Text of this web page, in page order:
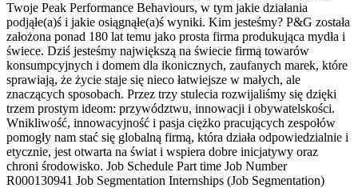
Twoje Peak Performance Behaviours, w tym jakie działania
podjąłe(a)ś i jakie osiągnąłe(a)ś wyniki. Kim jesteśmy? P&G została
założona ponad 180 lat temu jako prosta firma produkująca mydła i
świece. Dziś jesteśmy największą na świecie firmą towarów
konsumpcyjnych i domem dla ikonicznych, zaufanych marek, które
sprawiają, że życie staje się nieco łatwiejsze w małych, ale
znaczących sposobach. Przez trzy stulecia rozwijaliśmy się dzięki
trzem prostym ideom: przywództwu, innowacji i obywatelskości.
Wnikliwość, innowacyjność i pasja ciężko pracujących zespołów
pomogły nam stać się globalną firmą, która działa odpowiedzialnie i
etycznie, jest otwarta na świat i wspiera dobre inicjatywy oraz
chroni środowisko. Job Schedule Part time Job Number
R000130941 Job Segmentation Internships (Job Segmentation)